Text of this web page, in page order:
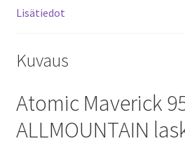
Lisätiedot
Kuvaus
Atomic Maverick
ALLMOUNTAIN